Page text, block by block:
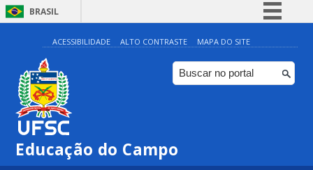
BRASIL
Simplifique!
Comunica BR
Participe
ACESSIBILIDADE ALTO CONTRASTE MAPA DO SITE
Educação do Campo